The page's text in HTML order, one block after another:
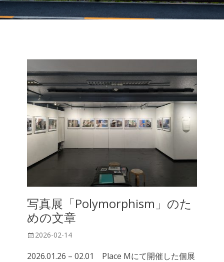
写真展「Polymorphism」のた
めの文章
投
日
2026-02-14
2026.01.26 – 02.01 Place Mにて開催した個展